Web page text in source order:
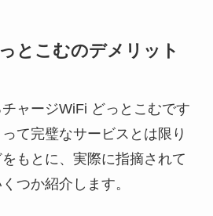
とこむのデメリット
ャージWiFi どっとこむです
て完璧なサービスとは限り
もとに、実際に指摘されて
つか紹介します。